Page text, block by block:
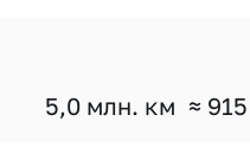
5,0 млн. км ≈